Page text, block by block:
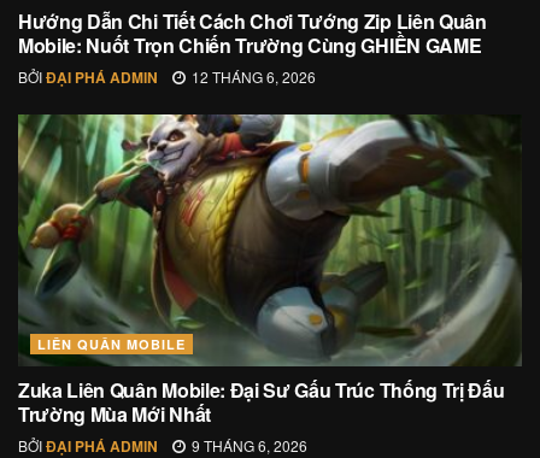
Hướng Dẫn Chi Tiết Cách Chơi Tướng Zip Liên Quân
Mobile: Nuốt Trọn Chiến Trường Cùng GHIỀN GAME
BỞIĐẠI PHÁ ADMIN 12 THÁNG 6, 2026
LIÊN QUÂN MOBILE
Zuka Liên Quân Mobile: Đại Sư Gấu Trúc Thống Trị Đấu
Trường Mùa Mới Nhất
BỞIĐẠI PHÁ ADMIN 9 THÁNG 6, 2026